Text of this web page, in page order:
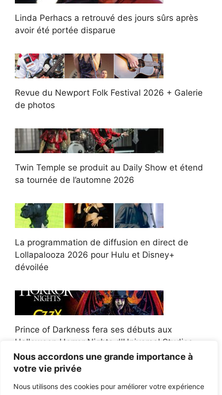
Nous accordons une grande importance à
votre vie privée
Nous utilisons des cookies pour améliorer votre expérience
Linda Perhacs a retrouvé des jours sûrs après
avoir été portée disparue
Revue du Newport Folk Festival 2026 + Galerie
de photos
Twin Temple se produit au Daily Show et étend
sa tournée de l’automne 2026
La programmation de diffusion en direct de
Lollapalooza 2026 pour Hulu et Disney+
dévoilée
Prince of Darkness fera ses débuts aux
Halloween Horror Nights d'Universal Studios